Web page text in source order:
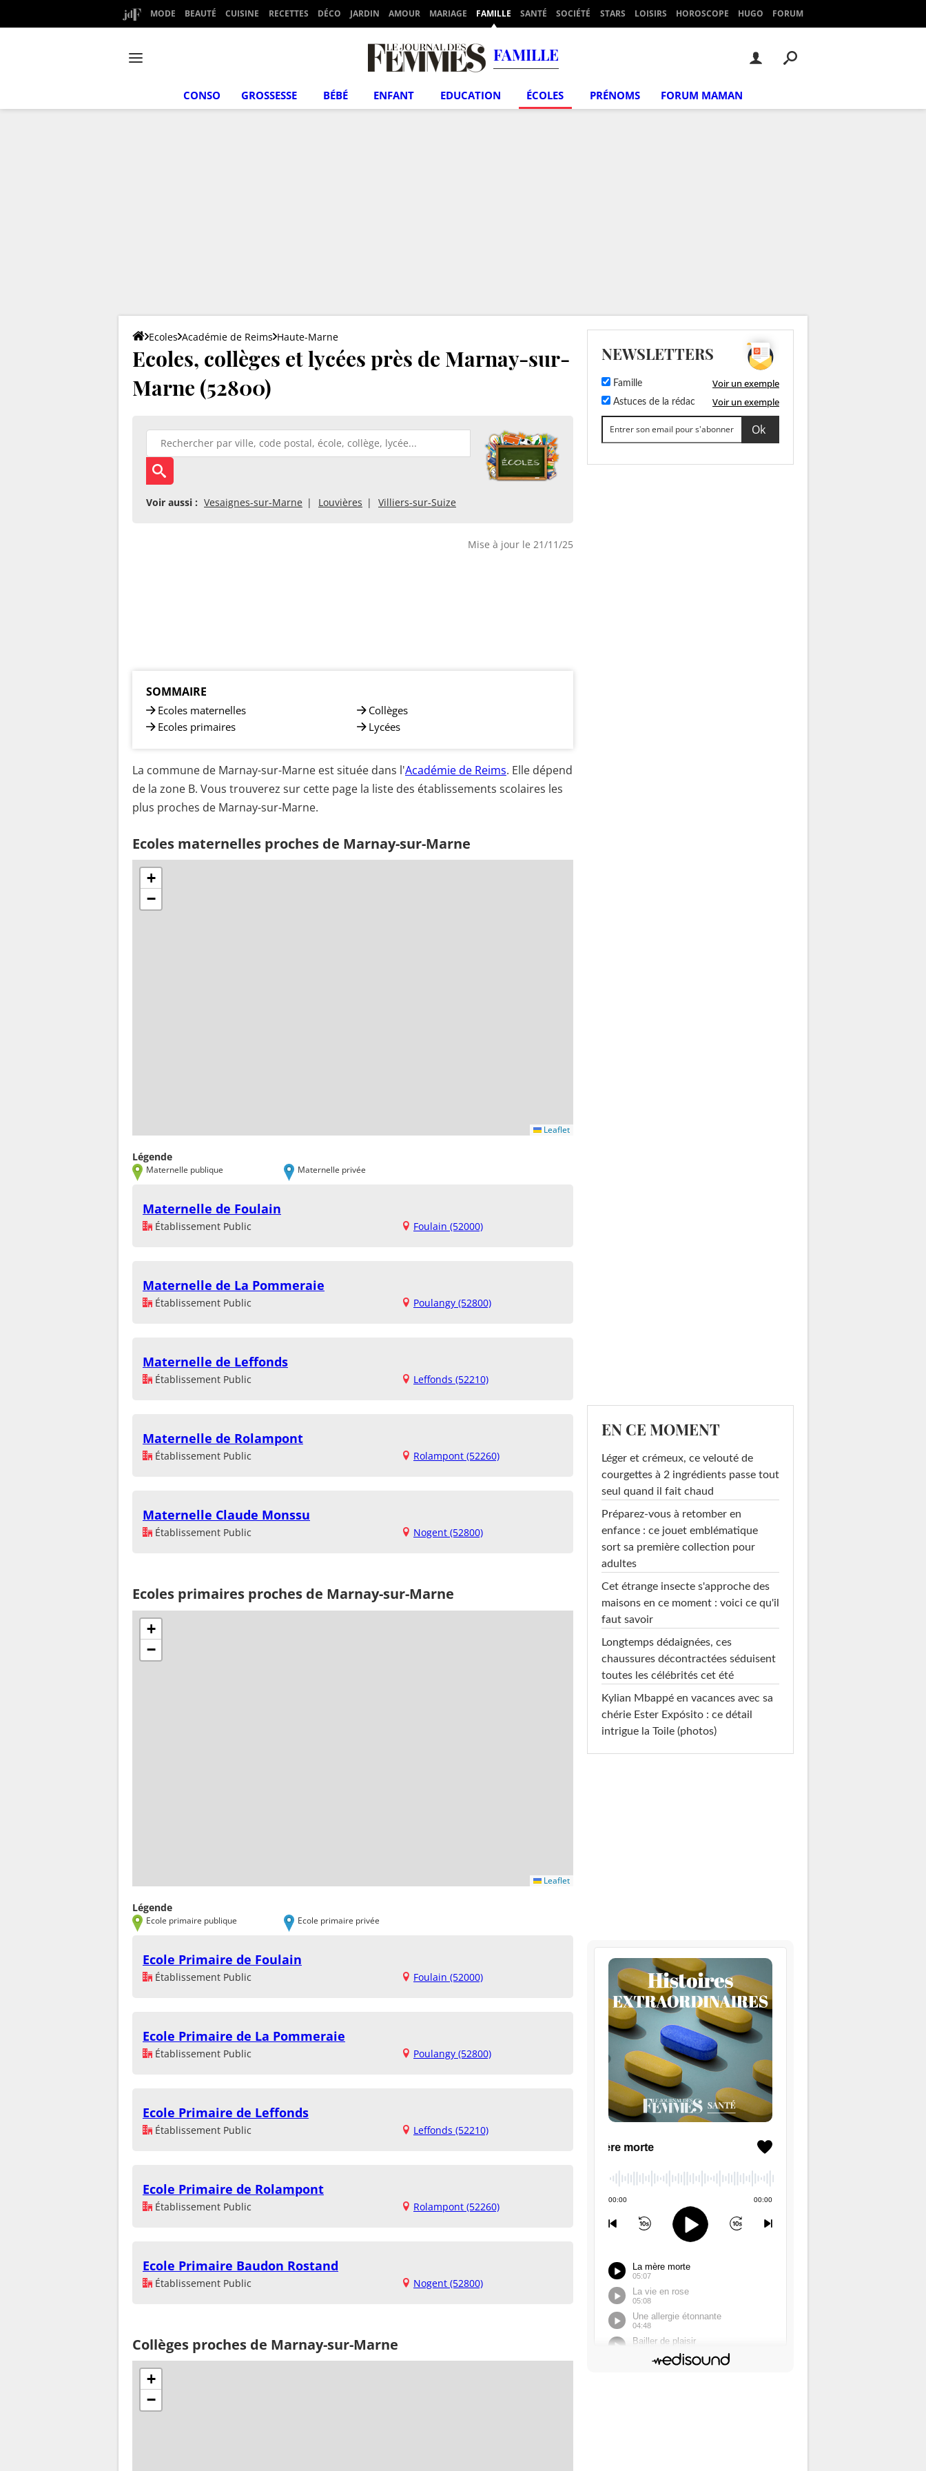
MODE BEAUTÉ CUISINE RECETTES DÉCO JARDIN AMOUR MARIAGE FAMILLE SANTÉ SOCIÉTÉ STARS LOISIRS HOROSCOPE HUGO FORUM
FAMILLE
CONSO GROSSESSE BÉBÉ ENFANT EDUCATION ÉCOLES PRÉNOMS FORUM MAMAN
Ecoles Académie de Reims Haute-Marne
Ecoles, collèges et lycées près de Marnay-sur-
Marne (52800)
Voir aussi : Vesaignes-sur-Marne Louvières Villiers-sur-Suize
Mise à jour le 21/11/25
SOMMAIRE
Ecoles maternelles
Ecoles primaires
Collèges
Lycées
La commune de Marnay-sur-Marne est située dans l'Académie de Reims. Elle dépend
de la zone B. Vous trouverez sur cette page la liste des établissements scolaires les
plus proches de Marnay-sur-Marne.
Ecoles maternelles proches de Marnay-sur-Marne
+
−
Leaflet
Légende
Maternelle publique Maternelle privée
Maternelle de Foulain
Établissement Public Foulain (52000)
Maternelle de La Pommeraie
Établissement Public Poulangy (52800)
Maternelle de Leffonds
Établissement Public Leffonds (52210)
Maternelle de Rolampont
Établissement Public Rolampont (52260)
Maternelle Claude Monssu
Établissement Public Nogent (52800)
Ecoles primaires proches de Marnay-sur-Marne
+
−
Leaflet
Légende
Ecole primaire publique Ecole primaire privée
Ecole Primaire de Foulain
Établissement Public Foulain (52000)
Ecole Primaire de La Pommeraie
Établissement Public Poulangy (52800)
Ecole Primaire de Leffonds
Établissement Public Leffonds (52210)
Ecole Primaire de Rolampont
Établissement Public Rolampont (52260)
Ecole Primaire Baudon Rostand
Établissement Public Nogent (52800)
Collèges proches de Marnay-sur-Marne
+
−
NEWSLETTERS
Famille Voir un exemple
Astuces de la rédac Voir un exemple
EN CE MOMENT
Léger et crémeux, ce velouté de
courgettes à 2 ingrédients passe tout
seul quand il fait chaud
Préparez-vous à retomber en
enfance : ce jouet emblématique
sort sa première collection pour
adultes
Cet étrange insecte s'approche des
maisons en ce moment : voici ce qu'il
faut savoir
Longtemps dédaignées, ces
chaussures décontractées séduisent
toutes les célébrités cet été
Kylian Mbappé en vacances avec sa
chérie Ester Expósito : ce détail
intrigue la Toile (photos)